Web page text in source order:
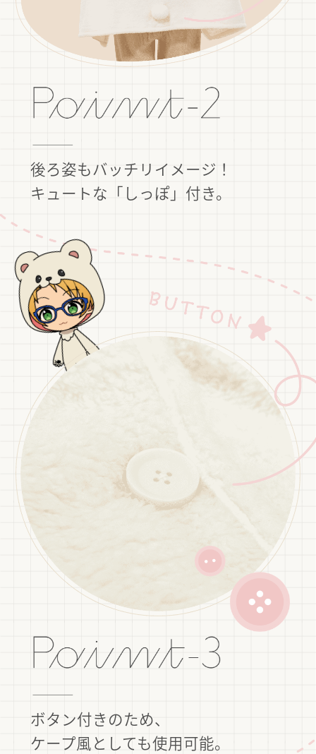
後ろ姿もバッチリイメージ！
キュートな「しっぽ」付き。
ボタン付きのため、
ケープ風としても使用可能。